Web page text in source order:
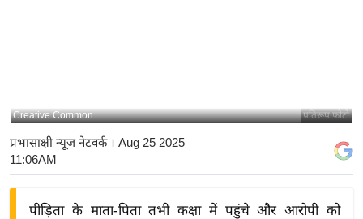
ष्ट्री
य
बि
प्रतिरूप फोटो
Creative Common
प्रभासाक्षी न्यूज नेटवर्क। Aug 25 2025
11:06AM
पीड़िता के माता-पिता तभी कक्षा में पहुंचे और आरोपी को